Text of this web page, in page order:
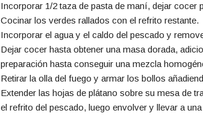
Incorporar 1/2 taza de pasta de maní, dejar cocer
Cocinar los verdes rallados con el refrito restante.
Incorporar el agua y el caldo del pescado y
Dejar cocer hasta obtener una masa dorada,
preparación hasta conseguir una mezcla
Retirar la olla del fuego y armar los bollos
Extender las hojas de plátano sobre su mesa de
el refrito del pescado, luego envolver y llevar a